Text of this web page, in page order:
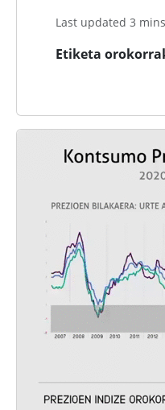
Last updated 3
Etiketa